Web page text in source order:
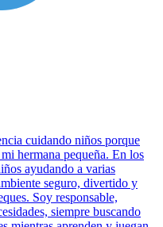
cuidando niños porque
hermana pequeña. En los
ayudando a varias
seguro, divertido y
Soy responsable,
siempre buscando